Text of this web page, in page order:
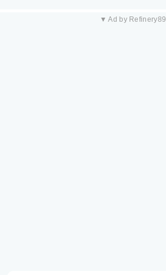
▼ Ad by Refinery89